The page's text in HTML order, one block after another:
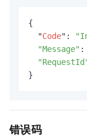
{
  "
Code":
"Message" :
}
错误码